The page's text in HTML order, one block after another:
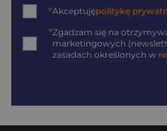
*Akceptujępolitykę
*Zgadzam się na
marketingowych
zasadach określonych w